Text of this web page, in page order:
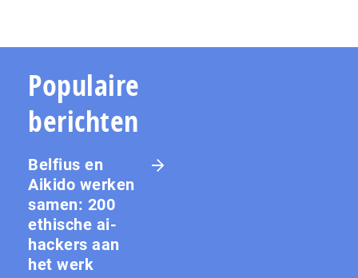
Populaire
berichten
Belfius en
Aikido werken
samen: 200
ethische ai-
hackers aan
het werk